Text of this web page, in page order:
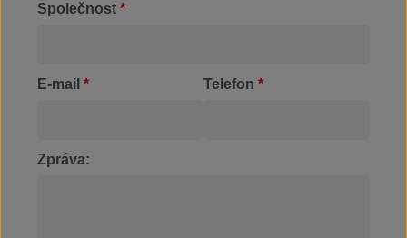
Společnost *
E-mail * Telefon *
Zpráva: